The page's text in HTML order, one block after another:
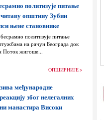
политизује питање
општину Зубин
њене становнике
политизује питање
на рачун Београда док
Поток жигоше...
ОПШИРНИЈЕ >
међународне
због нелегалних
манастира Високи